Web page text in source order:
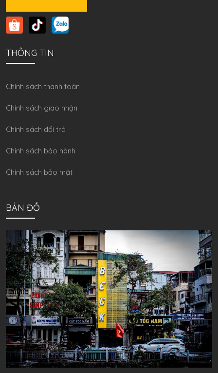
THÔNG TIN
Chính sách thanh toán
Chính sách giao nhận
Chính sách đổi trả
Chính sách bảo hành
Chính sách bảo mật
BẢN ĐỒ